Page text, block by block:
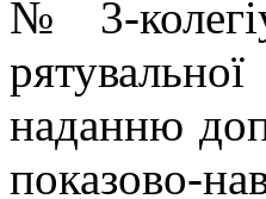
№3-
наданню
показово-